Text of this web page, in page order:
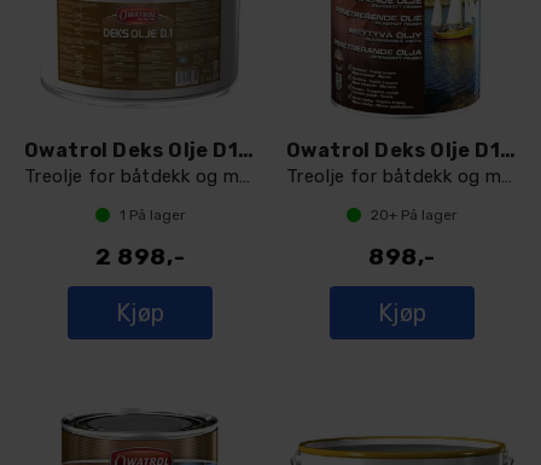
Owatrol Deks Olje D1, 10 L
Treolje for båtdekk og marine flater
1 På lager
2 898,-
Kjøp
Owatrol Deks Olje D1, 2.5 L
Treolje for båtdekk og marine flater
20+ På lager
898,-
Kjøp